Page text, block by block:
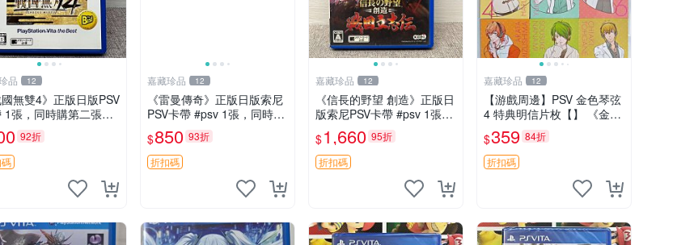
品 12
國無雙4》正版日版PSV
1張，同時購第二張起
張， 成色如圖，原相機
一卡一拍，因相機，
境等因素，成色可能
略微不同，有要求
92折
嘉藏珍品 12
《雷曼傳奇》正版日版索尼
PSV卡帶 #psv 1張，同時購
第二張起可減張， 成色如
圖，原相機拍攝，一卡一
拍，因相機，光線環境等因
素，成色可能與實物略微
$850 93折
折扣碼
嘉藏珍品 12
《信長的野望 創造》正版日
版索尼PSV卡帶 #psv 1張，
同時購第二張起可減張， 成
色如圖，原相機拍攝，一卡
一拍，因相機，光線環境等
因素，成色可能與
$1,660 95折
折扣碼
嘉藏珍品 12
【游戲周邊】PSV 金色琴弦
4 特典明信片枚【】 《金色
琴弦4》作為女性向戀愛模
擬游戲，其特典內容設計延
續了系列傳統，尤其以首批
限定版附贈的12張角色
$359 84折
折扣碼